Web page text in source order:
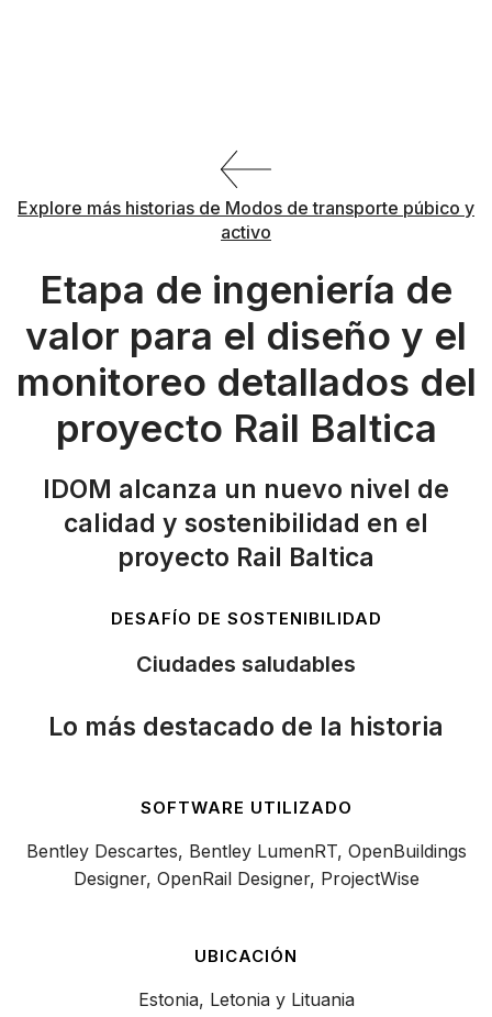
Explore más historias de Modos de transporte púbico y
activo
Etapa de ingeniería de
valor para el diseño y el
monitoreo detallados del
proyecto Rail Baltica
IDOM alcanza un nuevo nivel de
calidad y sostenibilidad en el
proyecto Rail Baltica
DESAFÍO DE SOSTENIBILIDAD
Ciudades saludables
Lo más destacado de la historia
SOFTWARE UTILIZADO
Bentley Descartes, Bentley LumenRT, OpenBuildings
Designer, OpenRail Designer, ProjectWise
UBICACIÓN
Estonia, Letonia y Lituania